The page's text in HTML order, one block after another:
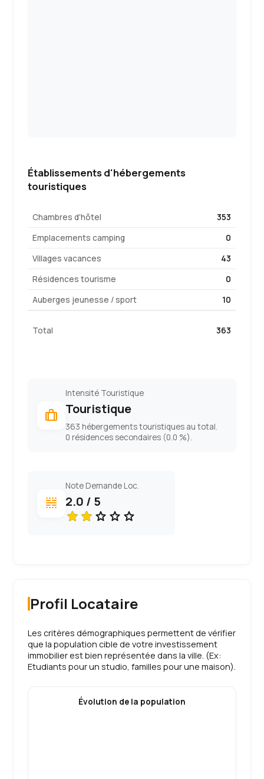
Établissements d'hébergements
touristiques
Chambres d'hôtel
353
Emplacements camping
0
Villages vacances
43
Résidences tourisme
0
Auberges jeunesse / sport
10
Total 363
trip
Intensité Touristique
Touristique
363 hébergements touristiques au total.
0 résidences secondaires (0.0 %).
key_visualizer
Note Demande Loc.
2.0 / 5
Profil Locataire
Les critères démographiques permettent de vérifier
que la population cible de votre investissement
immobilier est bien représentée dans la ville. (Ex:
Etudiants pour un studio, familles pour une maison).
Évolution de la population